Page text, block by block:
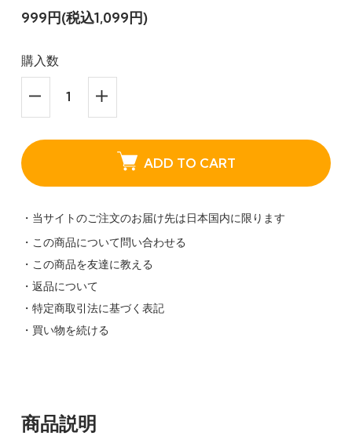
999円(税込1,099円)
購入数
ADD TO CART
・当サイトのご注文のお届け先は日本国内に限ります
・この商品について問い合わせる
・この商品を友達に教える
・返品について
・特定商取引法に基づく表記
・買い物を続ける
商品説明